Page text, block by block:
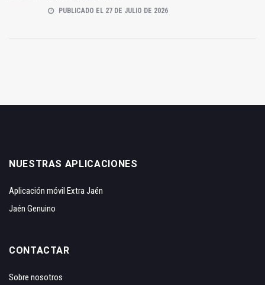
PUBLICADO EL 27 DE JULIO DE 2026
NUESTRAS APLICACIONES
Aplicación móvil Extra Jaén
Jaén Genuino
CONTACTAR
Sobre nosotros